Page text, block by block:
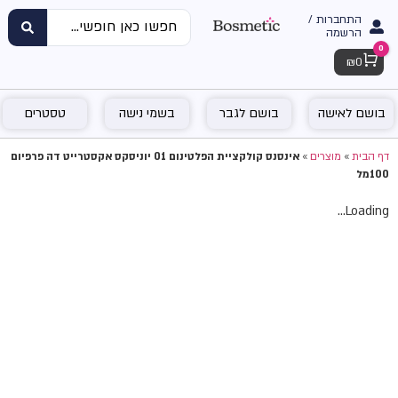
התחברות /
הרשמה
Cart
0
₪ 0
בושם לאישה בושם לגבר בשמי נישה טסטרים
דף הבית»מוצרים»
אינסנס קולקציית הפלטינום 01 יוניסקס אקסטרייט דה פרפיום
100מל
Loading...